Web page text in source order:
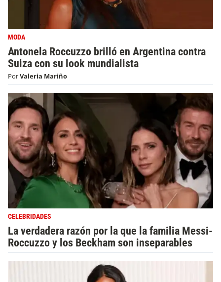
MODA
Antonela Roccuzzo brilló en Argentina contra
Suiza con su look mundialista
PorValeria Mariño
CELEBRIDADES
La verdadera razón por la que la familia Messi-
Roccuzzo y los Beckham son inseparables